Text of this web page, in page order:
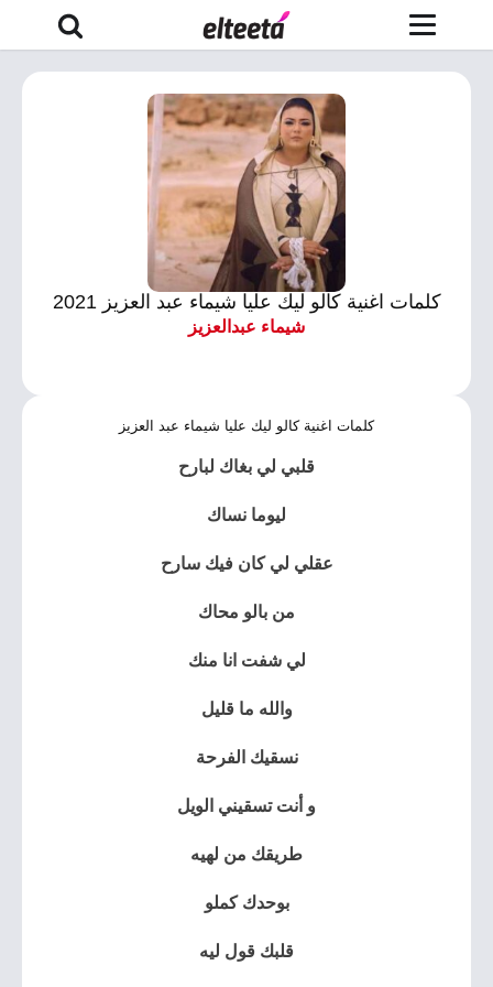
كلمات اغنية كالو ليك عليا شيماء عبد العزيز 2021
شيماء عبدالعزيز
كلمات اغنية كالو ليك عليا شيماء عبد العزيز
قلبي لي بغاك لبارح
ليوما نساك
عقلي لي كان فيك سارح
من بالو محاك
لي شفت انا منك
والله ما قليل
نسقيك الفرحة
و أنت تسقيني الويل
طريقك من لهيه
بوحدك كملو
قلبك قول ليه